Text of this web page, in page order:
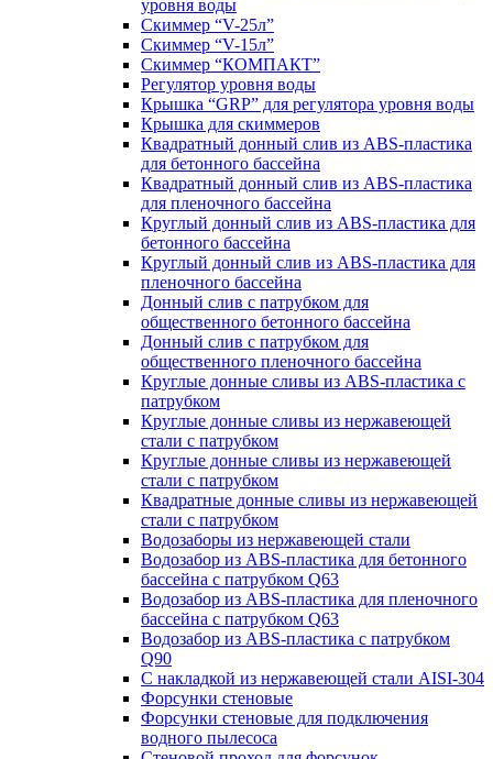
уровня воды
Скиммер “V-25л”
Скиммер “V-15л”
Скиммер “КОМПАКТ”
Регулятор уровня воды
Крышка “GRP” для регулятора уровня воды
Крышка для скиммеров
Квадратный донный слив из ABS-пластика
для бетонного бассейна
Квадратный донный слив из ABS-пластика
для пленочного бассейна
Круглый донный слив из ABS-пластика для
бетонного бассейна
Круглый донный слив из ABS-пластика для
пленочного бассейна
Донный слив с патрубком для
общественного бетонного бассейна
Донный слив с патрубком для
общественного пленочного бассейна
Круглые донные сливы из ABS-пластика с
патрубком
Круглые донные сливы из нержавеющей
стали с патрубком
Круглые донные сливы из нержавеющей
стали с патрубком
Квадратные донные сливы из нержавеющей
стали с патрубком
Водозаборы из нержавеющей стали
Водозабор из ABS-пластика для бетонного
бассейна с патрубком Q63
Водозабор из ABS-пластика для пленочного
бассейна с патрубком Q63
Водозабор из ABS-пластика с патрубком
Q90
С накладкой из нержавеющей стали AISI-304
Форсунки стеновые
Форсунки стеновые для подключения
водного пылесоса